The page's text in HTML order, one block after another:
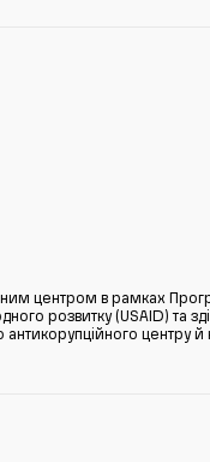
центром в рамках
розвитку (USAID) та
антикорупційного